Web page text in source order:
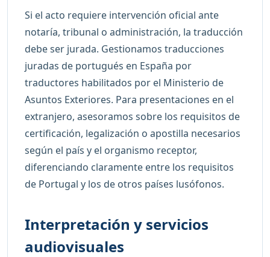
Si el acto requiere intervención oficial ante
notaría, tribunal o administración, la traducción
debe ser jurada. Gestionamos traducciones
juradas de portugués en España por
traductores habilitados por el Ministerio de
Asuntos Exteriores. Para presentaciones en el
extranjero, asesoramos sobre los requisitos de
certificación, legalización o apostilla necesarios
según el país y el organismo receptor,
diferenciando claramente entre los requisitos
de Portugal y los de otros países lusófonos.
Interpretación y servicios
audiovisuales